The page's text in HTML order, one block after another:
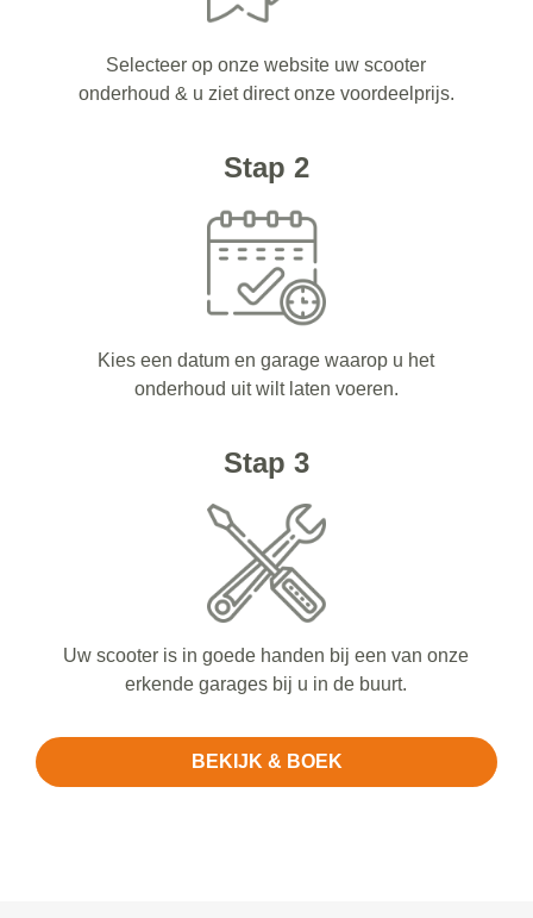
Selecteer op onze website uw scooter
onderhoud & u ziet direct onze voordeelprijs.
Stap 2
Kies een datum en garage waarop u het
onderhoud uit wilt laten voeren.
Stap 3
Uw scooter is in goede handen bij een van onze
erkende garages bij u in de buurt.
BEKIJK & BOEK